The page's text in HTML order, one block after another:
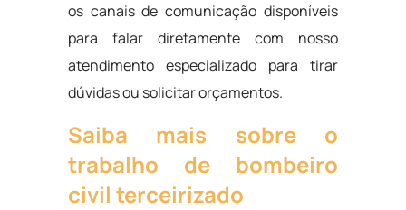
os canais de comunicação disponíveis
para falar diretamente com nosso
atendimento especializado para tirar
dúvidas ou solicitar orçamentos.
Saiba mais sobre o
trabalho de bombeiro
civil terceirizado